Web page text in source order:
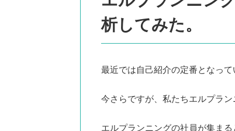
析してみた。
最近では自己紹介の定番となって
今さらですが、私たちエルプラ
エルプランニングの社員が集ま